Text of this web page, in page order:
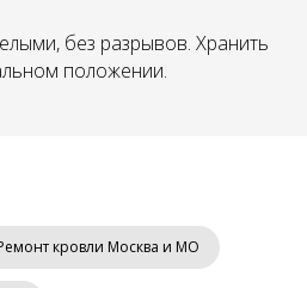
без разрывов. Хранить
положении.
кровли Москва и МО